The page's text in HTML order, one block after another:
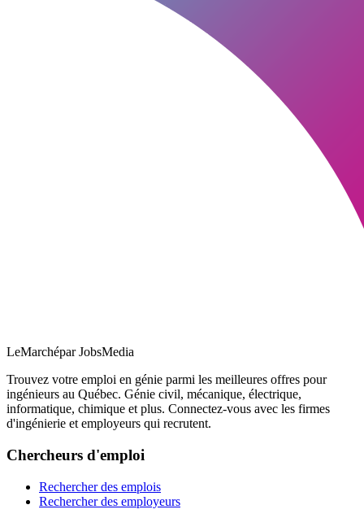
LeMarchépar JobsMedia
Trouvez votre emploi en génie parmi les meilleures offres pour
ingénieurs au Québec. Génie civil, mécanique, électrique,
informatique, chimique et plus. Connectez-vous avec les firmes
d'ingénierie et employeurs qui recrutent.
Chercheurs d'emploi
Rechercher des emplois
Rechercher des employeurs